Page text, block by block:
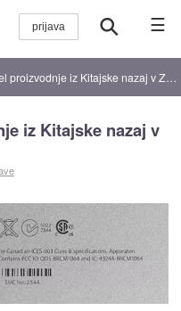
☰
proizvodnje iz Kitajske nazaj v ZDA
iz Kitajske nazaj v